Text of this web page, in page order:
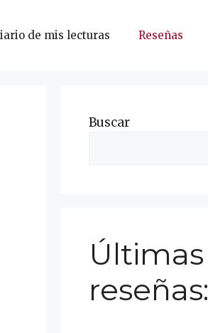
de mis lecturas Reseñas
Buscar
Últimas
reseñas: